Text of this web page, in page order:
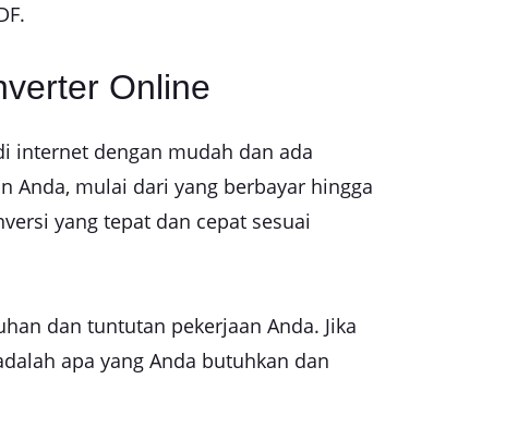
Online
internet dengan mudah dan ada
Anda, mulai dari yang berbayar hingga
yang tepat dan cepat sesuai
dan tuntutan pekerjaan Anda. Jika
apa yang Anda butuhkan dan